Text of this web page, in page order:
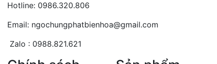
Hotline: 0986.320.806
Email: ngochungphatbienhoa@gmail.com
Zalo : 0988.821.621